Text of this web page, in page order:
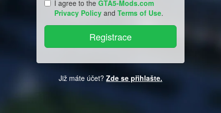
I agree to the GTA5-Mods.com
Privacy Policy and Terms of Use.
Již máte účet? Zde se přihlašte.